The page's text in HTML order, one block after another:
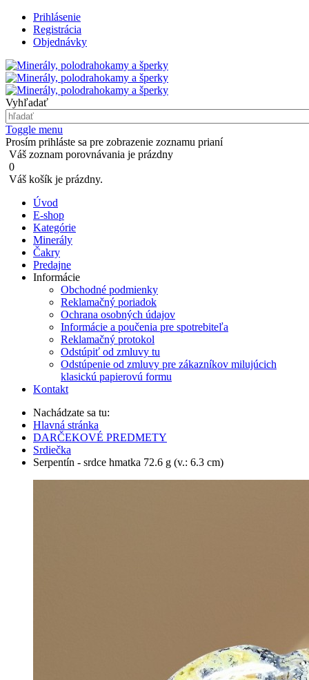
Prihlásenie
Registrácia
Objednávky
Vyhľadať
Toggle menu
Prosím prihláste sa pre zobrazenie zoznamu prianí
Váš zoznam porovnávania je prázdny
0
Váš košík je prázdny.
Úvod
E-shop
Kategórie
Minerály
Čakry
Predajne
Informácie
Obchodné podmienky
Reklamačný poriadok
Ochrana osobných údajov
Informácie a poučenia pre spotrebiteľa
Reklamačný protokol
Odstúpiť od zmluvy tu
Odstúpenie od zmluvy pre zákazníkov milujúcich
klasickú papierovú formu
Kontakt
Nachádzate sa tu:
Hlavná stránka
DARČEKOVÉ PREDMETY
Srdiečka
Serpentín - srdce hmatka 72.6 g (v.: 6.3 cm)